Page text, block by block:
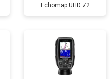
Echomap UHD 72